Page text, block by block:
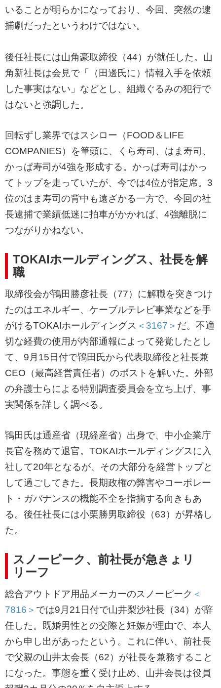
いることが明らかになっており、今回、突然の逮
捕劇だったというわけではない。
後任社長には山角豪取締役（44）が就任した。山
角新社長は会見で「（田邊氏に）情報入手を依頼
した事実はない」などとし、組織ぐるみの犯行で
はないと強調した。
回転ずし業界ではスシロー（FOOD＆LIFE
COMPANIES）を筆頭に、くら寿司、はま寿司、
かっぱ寿司が4強を形成する。かっぱ寿司はかっ
てトップを走っていたが、今では4位が指定席。3
位のはま寿司の背中も遠ざかる一方で、今回の社
長逮捕で業績低迷に拍車がかかれば、4強離脱に
つながりかねない。
TOKAIホールディングス、社長を解
職
取締役会が鴇田勝彦社長（77）に解職を突きつけ
たのはエネルギー、ケーブルテレビ事業などを手
がけるTOKAIホールディングス ＜3167＞ だ。不適
切な経費の使用が内部通報によって発覚したとし
て、9月15日付で鴇田氏から代表取締役と社長兼
CEO（最高経営責任者）のポストを解いた。外部
の弁護士らによる特別調査委員会を立ち上げ、事
実関係を詳しく調べる。
鴇田氏は通産省（現経産省）出身で、中小企業庁
長官を務めて退官。TOKAIホールディングスに入
社して20年となるが、その大部分を経営トップと
して過ごしてきた。長期政権の弊害やコーポレー
ト・ガバナンスの機能不全を指摘する向きもあ
る。後任社長には小栗勝男取締役（63）が昇格し
た。
スノーピーク、前社長が急きょリ
リーフ
総合アウトドア用品メーカーのスノーピーク ＜
7816＞ では9月21日付で山井梨沙社長（34）が辞
任した。既婚男性との交際と妊娠が理由で、本人
から申し出があったという。これに伴い、前社長
で父親の山井太会長（62）が社長を兼務すること
になった。事態を重く受け止め、山井会長は役員